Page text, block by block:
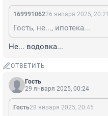
16999106226 января 2025, 20:21
Гость, не..., ипотека...
Не... водовка...
ОТВЕТИТЬ
Гость
29 января 2025, 00:24
Гость28 января 2025, 20:45